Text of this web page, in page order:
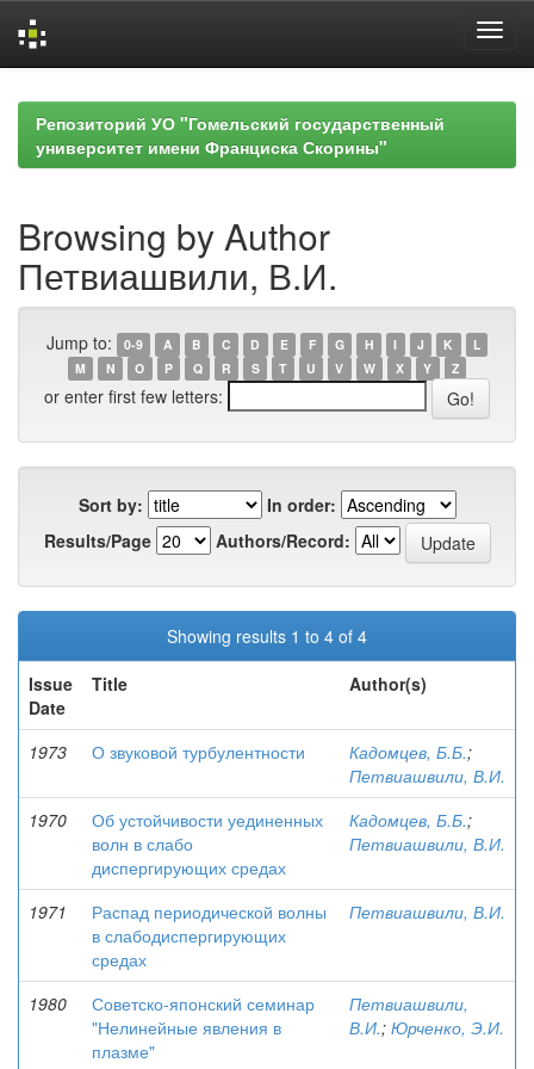
navigationРепозиторий УО "Гомельский государственный
университет имени Франциска Скорины"
Browsing by Author
Петвиашвили, В.И.
Jump to: 0-9 A B C D E F G H I J K
L
M
N O P Q R S T U V W X Y Z
or enter first few letters:
Sort by:
In order:
Results/Page
Authors/Record:
Showing results 1 to 4 of 4
Issue
Date
Title Author(s)
1973 О звуковой турбулентности Кадомцев, Б.Б.;
Петвиашвили, В.И.
1970
Об устойчивости уединенных
волн в слабо
диспергирующих средах
Кадомцев, Б.Б.;
Петвиашвили, В.И.
1971
Распад периодической волны
в слабодиспергирующих
средах
Петвиашвили, В.И.
1980
Советско-японский семинар
"Нелинейные явления в
плазме"
Петвиашвили,
В.И.; Юрченко, Э.И.